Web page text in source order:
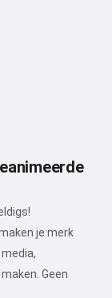
je merk
Geen